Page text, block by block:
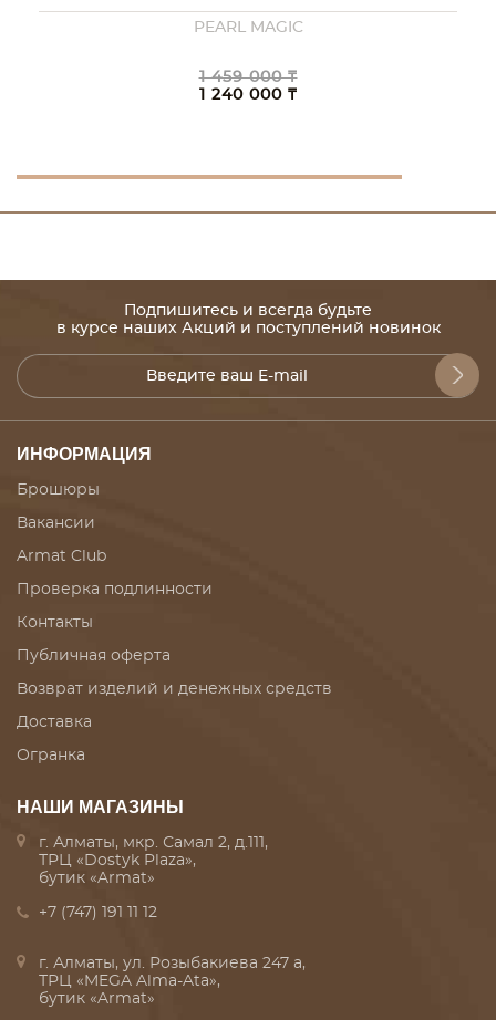
PEARL MAGIC
1 459 000 ₸
1 240 000 ₸
Подпишитесь и всегда будьте
в курсе наших Акций и поступлений новинок
ИНФОРМАЦИЯ
Брошюры
Вакансии
Armat Club
Проверка подлинности
Контакты
Публичная оферта
Возврат изделий и денежных средств
Доставка
Огранка
НАШИ МАГАЗИНЫ
г. Алматы, мкр. Самал 2, д.111,
ТРЦ «Dostyk Plaza»,
бутик «Armat»
+7 (747) 191 11 12
г. Алматы, ул. Розыбакиева 247 а,
ТРЦ «MEGA Alma-Ata»,
бутик «Armat»